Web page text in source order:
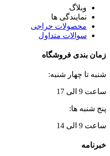
وبلاگ
نمایندگی ها
محصولات حراجی
سوالات متداول
زمان بندی فروشگاه
شنبه تا چهار شنبه:
ساعت 9 الی 17
پنج شنبه ها:
ساعت 9 الی 14
خبرنامه